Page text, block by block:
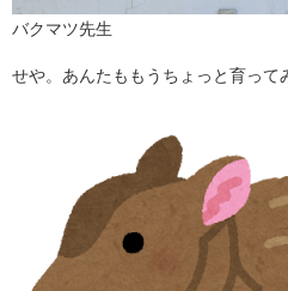
バクマツ先生
せや。あんたももうちょっと育って